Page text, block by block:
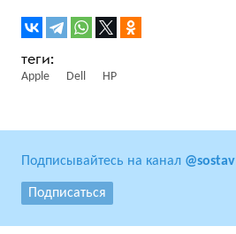
Apple Dell HP
Подписывайтесь на канал @sostav
Подписаться